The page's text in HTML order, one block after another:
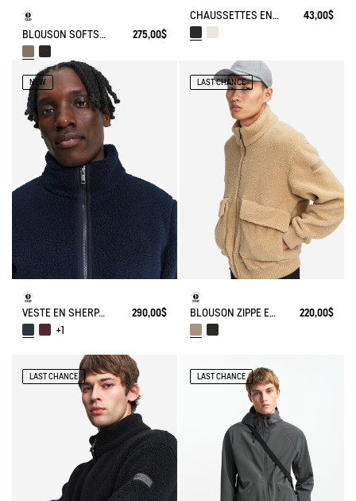
BLOUSON SOFTSHELL® COUPE-VENT AVEC POCHES CACHÉES ET COL MONTANT 275,00$
CHAUSSETTES EN POLAIRE POUR BOTTES MI-HAUTEUR 43,00$
NEW
VESTE EN SHERPA CONTRECOLLÉ À COL MONTANT ET DEUX POCHES ZIPPÉES
290,00$
+1
LAST CHANCE
BLOUSON ZIPPÉ EN SHERPA 220,00$
LAST CHANCE LAST CHANCE